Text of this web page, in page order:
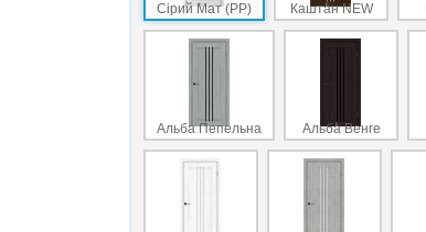
Сірий Мат (PP) Каштан NEW
Альба Пепельна Альба Венге